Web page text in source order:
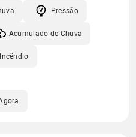
Pressão
Acumulado de Chuva